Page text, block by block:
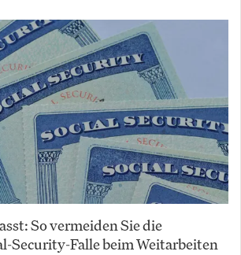
So vermeiden Sie die
Security-Falle beim Weitarbeiten